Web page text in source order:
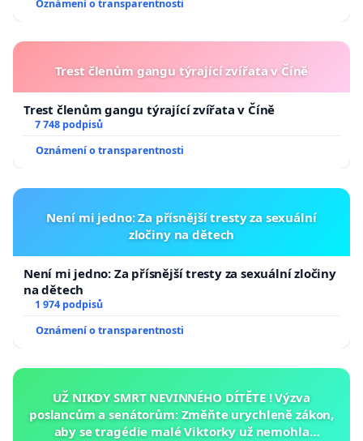
Oznámení o transparentnosti
Trest členům gangu týrající zvířata v Číně
Trest členům gangu týrající zvířata v Číně
7 748 podpisů
Oznámení o transparentnosti
Není mi jedno: Za přísnější tresty za sexuální
zločiny na dětech
Není mi jedno: Za přísnější tresty za sexuální zločiny
na dětech
1 974 podpisů
Oznámení o transparentnosti
UŽ NIKDY SMRT NEVINNÉHO DÍTĚTE ! Výzva
poslancům a senátorům: Změňte urychleně zákon,
aby se tragédie malé Viktorky už nemohla